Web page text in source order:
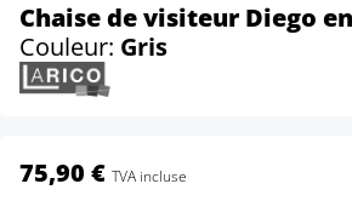
Chaise de visiteur Diego
Couleur: Gris
75,90 € TVA incluse